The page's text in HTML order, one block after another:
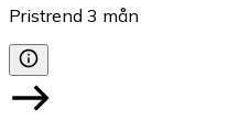
Pristrend 3 mån